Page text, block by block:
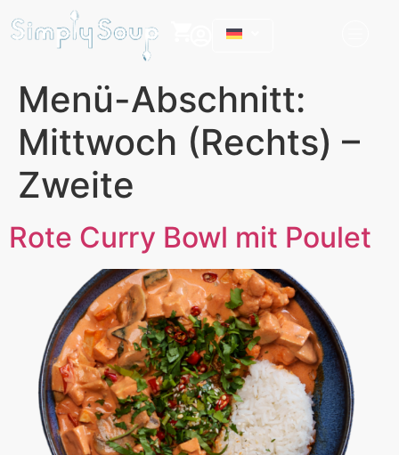
Menü-Abschnitt:
Mittwoch (Rechts) –
Zweite
Rote Curry Bowl mit Poulet